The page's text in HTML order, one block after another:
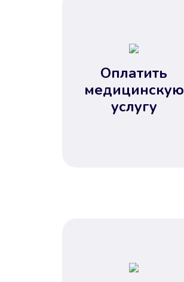
Оплатить
медицинскую
услугу